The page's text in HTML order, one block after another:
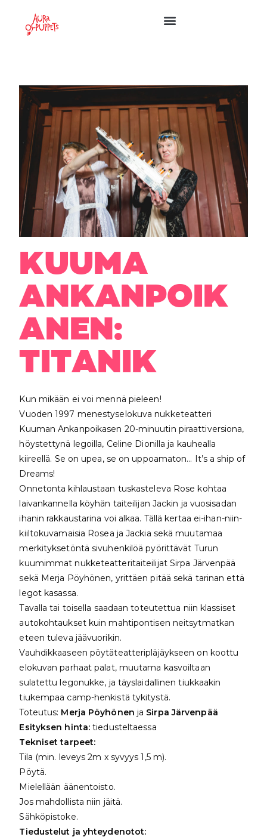
KUUMA
ANKANPOIK
ANEN:
TITANIK
Kun mikään ei voi mennä pieleen!
Vuoden 1997 menestyselokuva nukketeatteri
Kuuman Ankanpoikasen 20-minuutin piraattiversiona,
höystettynä legoilla, Celine Dionilla ja kauhealla
kiireellä. Se on upea, se on uppoamaton… It’s a ship of
Dreams!
Onnetonta kihlaustaan tuskasteleva Rose kohtaa
laivankannella köyhän taiteilijan Jackin ja vuosisadan
ihanin rakkaustarina voi alkaa. Tällä kertaa ei-ihan-niin-
kiiltokuvamaisia Rosea ja Jackia sekä muutamaa
merkityksetöntä sivuhenkilöä pyörittävät Turun
kuumimmat nukketeatteritaiteilijat Sirpa Järvenpää
sekä Merja Pöyhönen, yrittäen pitää sekä tarinan että
legot kasassa.
Tavalla tai toisella saadaan toteutettua niin klassiset
autokohtaukset kuin mahtipontisen neitsytmatkan
eteen tuleva jäävuorikin.
Vauhdikkaaseen pöytäteatteripläjäykseen on koottu
elokuvan parhaat palat, muutama kasvoiltaan
sulatettu legonukke, ja täyslaidallinen tiukkaakin
tiukempaa camp-henkistä tykitystä.
Toteutus: Merja Pöyhönen ja Sirpa Järvenpää
Esityksen hinta: tiedusteltaessa
Tekniset tarpeet:
Tila (min. leveys 2m x syvyys 1,5 m).
Pöytä.
Mielellään äänentoisto.
Jos mahdollista niin jäitä.
Sähköpistoke.
Tiedustelut ja yhteydenotot: